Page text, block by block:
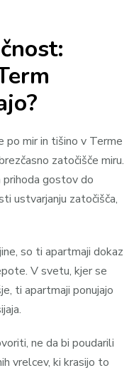
po mir in tišino v Terme
zatočišče miru.
prihoda gostov do
ustvarjanju zatočišča,
so ti apartmaji dokaz
V svetu, kjer se
ti apartmaji ponujajo
ne da bi poudarili
vrelcev, ki krasijo to